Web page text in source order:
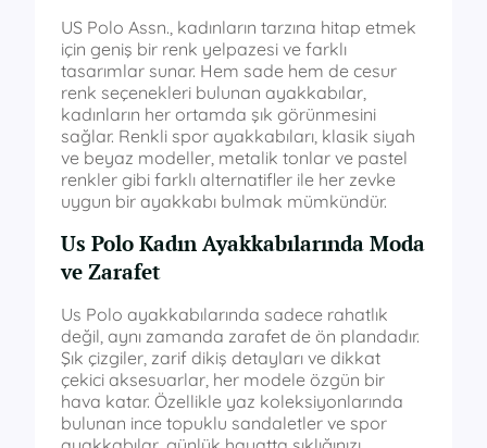
US Polo Assn., kadınların tarzına hitap etmek
için geniş bir renk yelpazesi ve farklı
tasarımlar sunar. Hem sade hem de cesur
renk seçenekleri bulunan ayakkabılar,
kadınların her ortamda şık görünmesini
sağlar. Renkli spor ayakkabıları, klasik siyah
ve beyaz modeller, metalik tonlar ve pastel
renkler gibi farklı alternatifler ile her zevke
uygun bir ayakkabı bulmak mümkündür.
Us Polo Kadın Ayakkabılarında Moda
ve Zarafet
Us Polo ayakkabılarında sadece rahatlık
değil, aynı zamanda zarafet de ön plandadır.
Şık çizgiler, zarif dikiş detayları ve dikkat
çekici aksesuarlar, her modele özgün bir
hava katar. Özellikle yaz koleksiyonlarında
bulunan ince topuklu sandaletler ve spor